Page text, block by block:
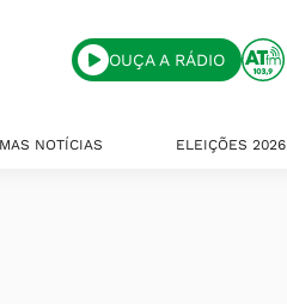
OUÇA A RÁDIO
NOTÍCIAS ELEIÇÕES 2026